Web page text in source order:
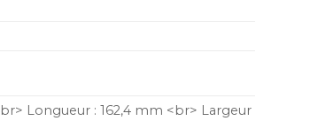
Longueur : 162,4 mm <br> Largeur